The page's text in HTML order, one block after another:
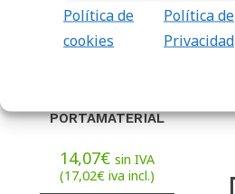
Política de
cookies
Política de
Privacidad
PORTAMATERIAL
14,07€ sin IVA
(17,02€iva incl.)